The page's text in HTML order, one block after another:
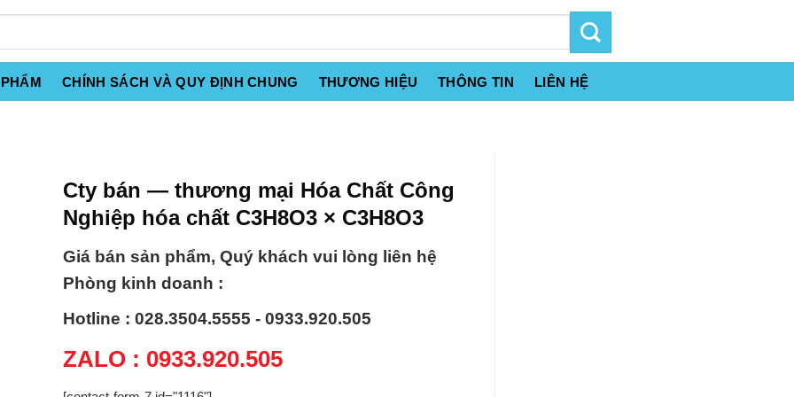
CHÍNH SÁCH VÀ QUY ĐỊNH CHUNG THƯƠNG HIỆU THÔNG TIN LIÊN HỆ
Cty bán — thương mại Hóa Chất Công
Nghiệp hóa chất C3H8O3 × C3H8O3
Giá bán sản phẩm, Quý khách vui lòng liên hệ
Phòng kinh doanh :
Hotline : 028.3504.5555 - 0933.920.505
ZALO : 0933.920.505